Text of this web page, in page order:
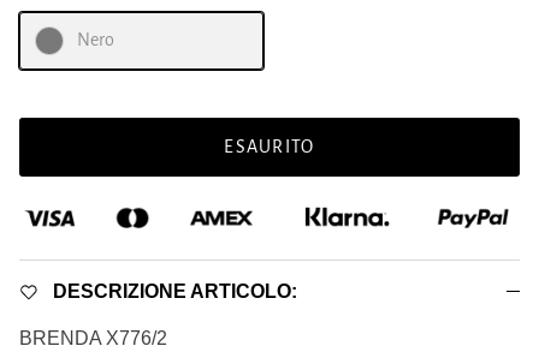
Nero
ESAURITO
DESCRIZIONE ARTICOLO:
BRENDA X776/2